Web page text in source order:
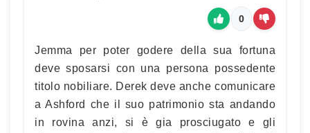
0
Jemma per poter godere della sua fortuna
deve sposarsi con una persona possedente
titolo nobiliare. Derek deve anche comunicare
a Ashford che il suo patrimonio sta andando
in rovina anzi, si è gia prosciugato e gli